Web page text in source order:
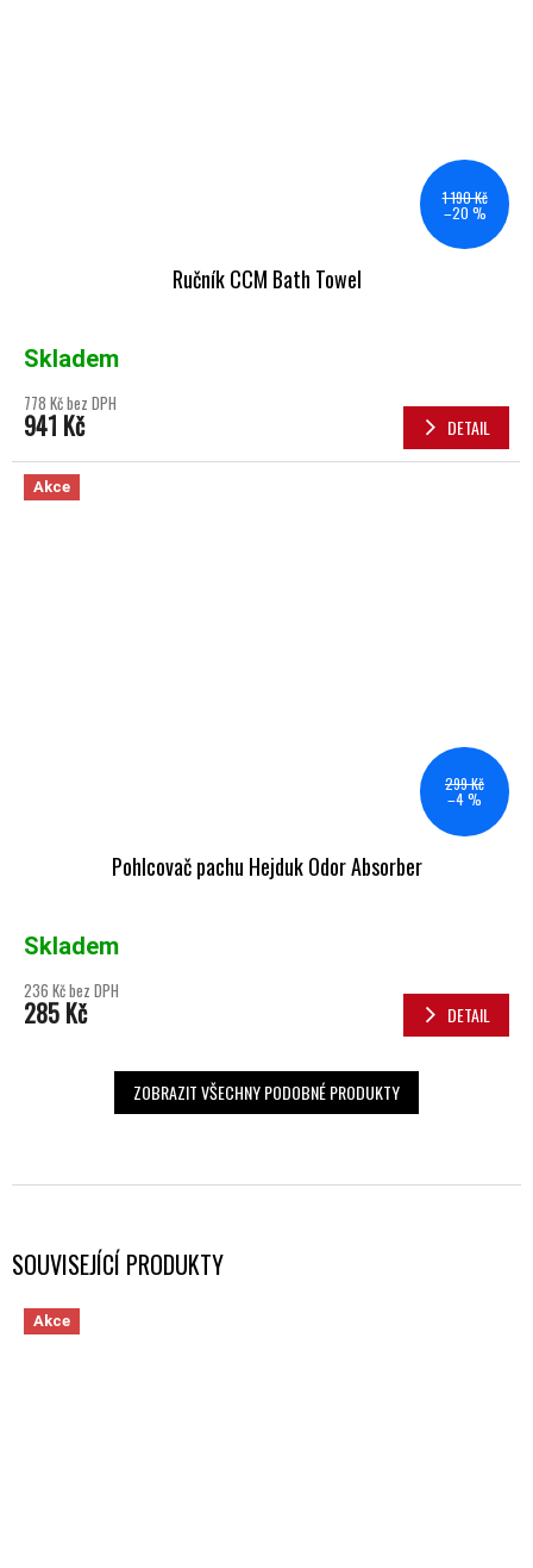
SOUVISEJÍCÍ PRODUKTY
Akce
1 190 Kč
–20 %
Ručník CCM Bath Towel
Skladem
778 Kč bez DPH
941 Kč DETAIL
Akce
299 Kč
–4 %
Pohlcovač pachu Hejduk Odor Absorber
Skladem
236 Kč bez DPH
285 Kč DETAIL
ZOBRAZIT VŠECHNY PODOBNÉ PRODUKTY